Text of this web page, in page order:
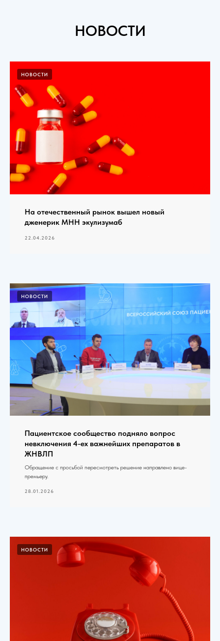
НОВОСТИ
НОВОСТИ
На отечественный рынок вышел новый
дженерик МНН экулизумаб
22.04.2026
НОВОСТИ
Пациентское сообщество подняло вопрос
невключения 4-ех важнейших препаратов в
ЖНВЛП
Обращение с просьбой пересмотреть решение направлено вице-
премьеру.
28.01.2026
НОВОСТИ